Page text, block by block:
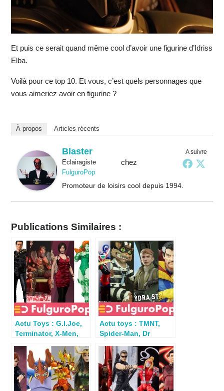
Et puis ce serait quand même cool d’avoir une figurine d’Idriss
Elba.
Voilà pour ce top 10. Et vous, c’est quels personnages que
vous aimeriez avoir en figurine ?
À propos Articles récents
A suivre
Blaster
Eclairagistechez
FulguroPop
Promoteur de loisirs cool depuis 1994.
Publications Similaires :
Actu Toys : G.I.Joe,
Terminator, X-Men,
Conan…
Actu toys : TMNT,
Spider-Man, Dr
MOTU